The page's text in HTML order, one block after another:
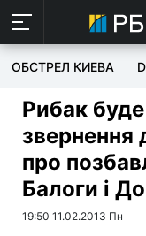
ОБСТРЕЛ КИЕВА
Рибак буде
звернення
про
Балоги і
19:50 11.02.2013 Пн